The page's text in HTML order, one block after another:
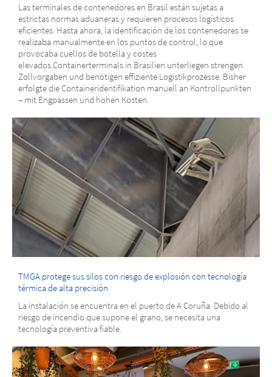
Las terminales de contenedores en Brasil están sujetas a
estrictas normas aduaneras y requieren procesos logísticos
eficientes. Hasta ahora, la identificación de los contenedores se
realizaba manualmente en los puntos de control, lo que
provocaba cuellos de botella y costes
elevados.Containerterminals in Brasilien unterliegen strengen
Zollvorgaben und benötigen effiziente Logistikprozesse. Bisher
erfolgte die Containeridentifikation manuell an Kontrollpunkten
– mit Engpässen und hohen Kosten.
TMGA protege sus silos con riesgo de explosión con tecnología
térmica de alta precisión
La instalación se encuentra en el puerto de A Coruña. Debido al
riesgo de incendio que supone el grano, se necesita una
tecnología preventiva fiable.